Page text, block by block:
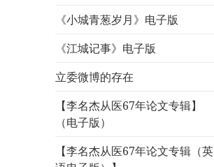
《小城青葱岁月》电子版
《江城记事》电子版
立委微博的存在
【李名杰从医67年论文专辑】
（电子版）
【李名杰从医67年论文专辑（英